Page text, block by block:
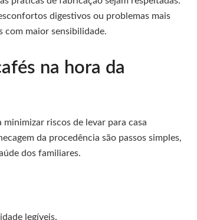
digestivos ou problemas mais
com maior sensibilidade.
na hora da
minimizar riscos de levar para casa
da procedência são passos simples,
dos familiares.
legíveis.